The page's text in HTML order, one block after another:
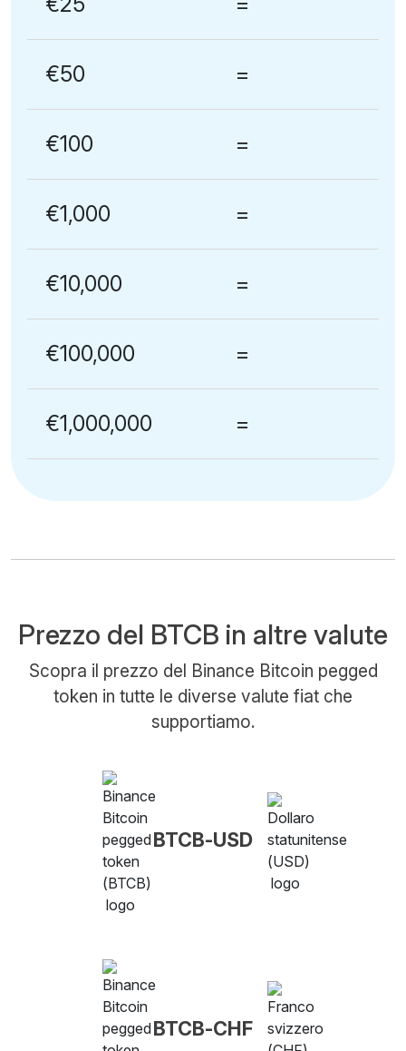
€50 =
€100 =
€1,000 =
€10,000 =
€100,000 =
€1,000,000 =
Prezzo del BTCB in altre valute
Scopra il prezzo del Binance Bitcoin pegged
token in tutte le diverse valute fiat che
supportiamo.
BTCB-USD
BTCB-CHF